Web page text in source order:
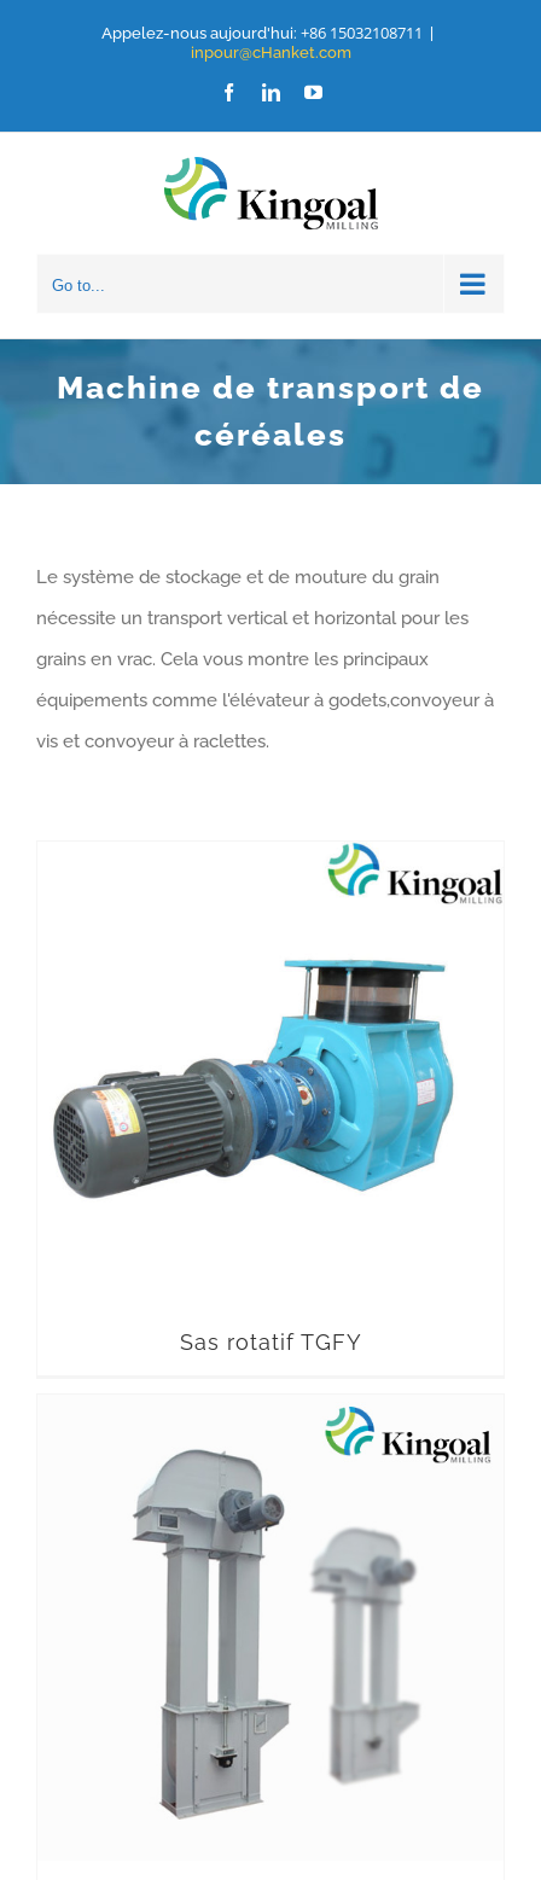
Appelez-nous aujourd'hui: +86 15032108711
inpour@cHanket.com
FacebookLinkedInYoutube
Go to...
Machine de transport de
céréales
Le système de stockage et de mouture du grain
nécessite un transport vertical et horizontal pour les
grains en vrac. Cela vous montre les principaux
équipements comme l'élévateur à godets,convoyeur à
vis et convoyeur à raclettes.
Sas rotatif TGFY